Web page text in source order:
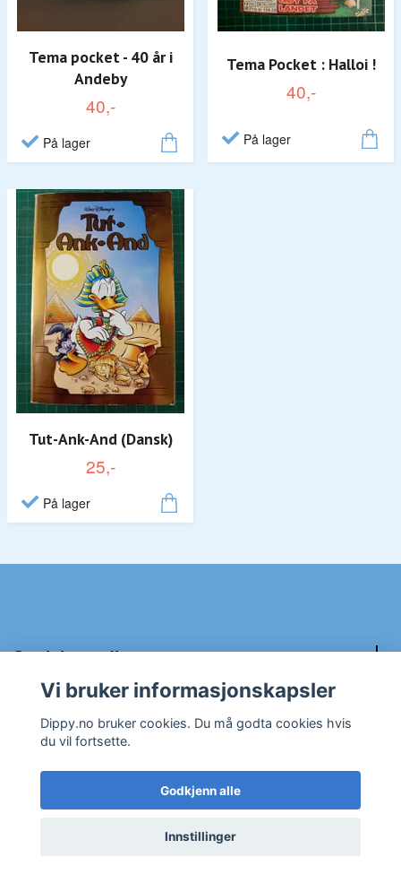
Tema pocket - 40 år i
Andeby
40,-
På lager
Tema Pocket : Halloi !
40,-
På lager
Tut-Ank-And (Dansk)
25,-
På lager
Sosiale medier
Kundeservice:
Vi bruker informasjonskapsler
Dippy.no bruker cookies. Du må godta cookies hvis
du vil fortsette.
Godkjenn alle
Innstillinger